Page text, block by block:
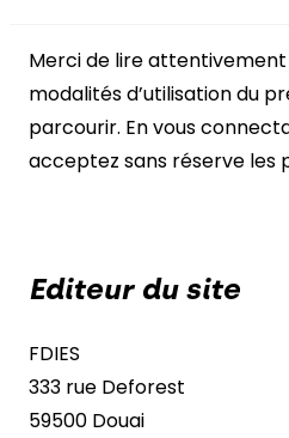
ACTUS & ÉVÉNEMENTS
NOUS CONTACTER
Merci de lire
modalités d’utilisation du
parcourir. En vous
acceptez sans réserve les
Editeur du site
FDIES
333 rue Deforest
59500 Douai